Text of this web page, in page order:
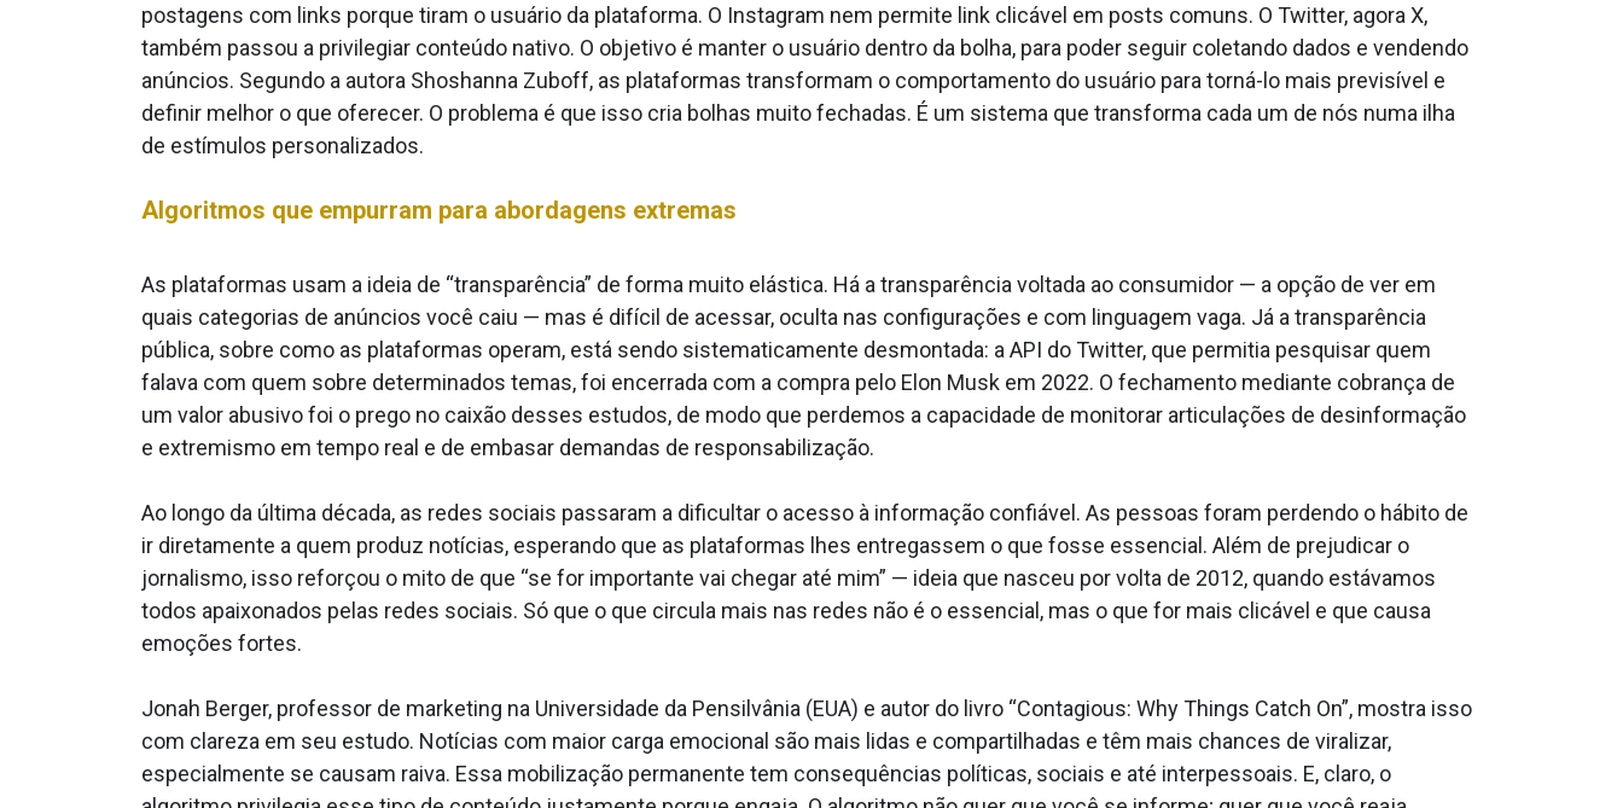
postagens com links porque tiram o usuário da plataforma. O Instagram nem permite link clicável em posts comuns. O Twitter, agora X,
também passou a privilegiar conteúdo nativo. O objetivo é manter o usuário dentro da bolha, para poder seguir coletando dados e vendendo
anúncios. Segundo a autora Shoshanna Zuboff, as plataformas transformam o comportamento do usuário para torná-lo mais previsível e
definir melhor o que oferecer. O problema é que isso cria bolhas muito fechadas. É um sistema que transforma cada um de nós numa ilha
de estímulos personalizados.
Algoritmos que empurram para abordagens extremas
As plataformas usam a ideia de “transparência” de forma muito elástica. Há a transparência voltada ao consumidor — a opção de ver em
quais categorias de anúncios você caiu — mas é difícil de acessar, oculta nas configurações e com linguagem vaga. Já a transparência
pública, sobre como as plataformas operam, está sendo sistematicamente desmontada: a API do Twitter, que permitia pesquisar quem
falava com quem sobre determinados temas, foi encerrada com a compra pelo Elon Musk em 2022. O fechamento mediante cobrança de
um valor abusivo foi o prego no caixão desses estudos, de modo que perdemos a capacidade de monitorar articulações de desinformação
e extremismo em tempo real e de embasar demandas de responsabilização.
Ao longo da última década, as redes sociais passaram a dificultar o acesso à informação confiável. As pessoas foram perdendo o hábito de
ir diretamente a quem produz notícias, esperando que as plataformas lhes entregassem o que fosse essencial. Além de prejudicar o
jornalismo, isso reforçou o mito de que “se for importante vai chegar até mim” — ideia que nasceu por volta de 2012, quando estávamos
todos apaixonados pelas redes sociais. Só que o que circula mais nas redes não é o essencial, mas o que for mais clicável e que causa
emoções fortes.
Jonah Berger, professor de marketing na Universidade da Pensilvânia (EUA) e autor do livro “Contagious: Why Things Catch On”, mostra isso
com clareza em seu estudo. Notícias com maior carga emocional são mais lidas e compartilhadas e têm mais chances de viralizar,
especialmente se causam raiva. Essa mobilização permanente tem consequências políticas, sociais e até interpessoais. E, claro, o